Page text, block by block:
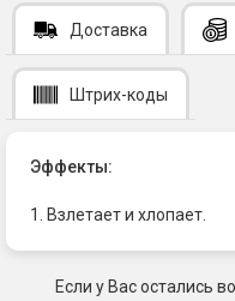
Доставка
Штрих-коды
Эффекты:
1. Взлетает и хлопает.
Если у Вас остались